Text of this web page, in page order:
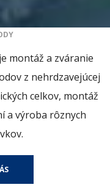
montáž a zváranie
z nehrdzavejúcej
celkov, montáž
a výroba rôznych